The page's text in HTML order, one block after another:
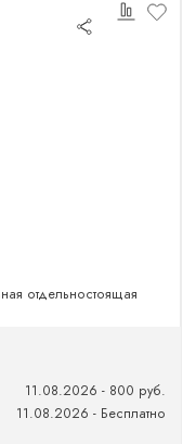
отдельностоящая
11.08.2026 - 800 руб.
11.08.2026 - Бесплатно